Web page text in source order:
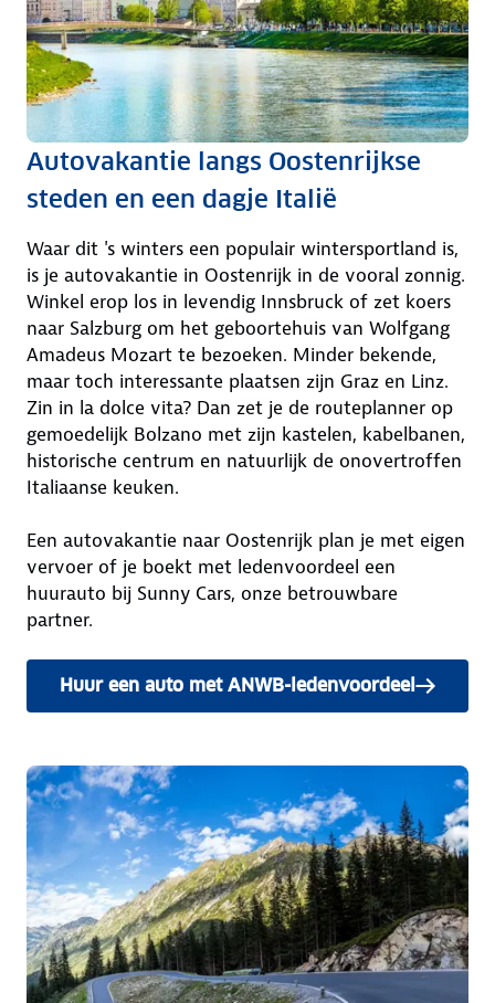
Autovakantie langs Oostenrijkse
steden en een dagje Italië
Waar dit 's winters een populair wintersportland is,
is je autovakantie in Oostenrijk in de vooral zonnig.
Winkel erop los in levendig Innsbruck of zet koers
naar Salzburg om het geboortehuis van Wolfgang
Amadeus Mozart te bezoeken. Minder bekende,
maar toch interessante plaatsen zijn Graz en Linz.
Zin in la dolce vita? Dan zet je de routeplanner op
gemoedelijk Bolzano met zijn kastelen, kabelbanen,
historische centrum en natuurlijk de onovertroffen
Italiaanse keuken.
Een autovakantie naar Oostenrijk plan je met eigen
vervoer of je boekt met ledenvoordeel een
huurauto bij Sunny Cars, onze betrouwbare
partner.
Huur een auto met ANWB-ledenvoordeel